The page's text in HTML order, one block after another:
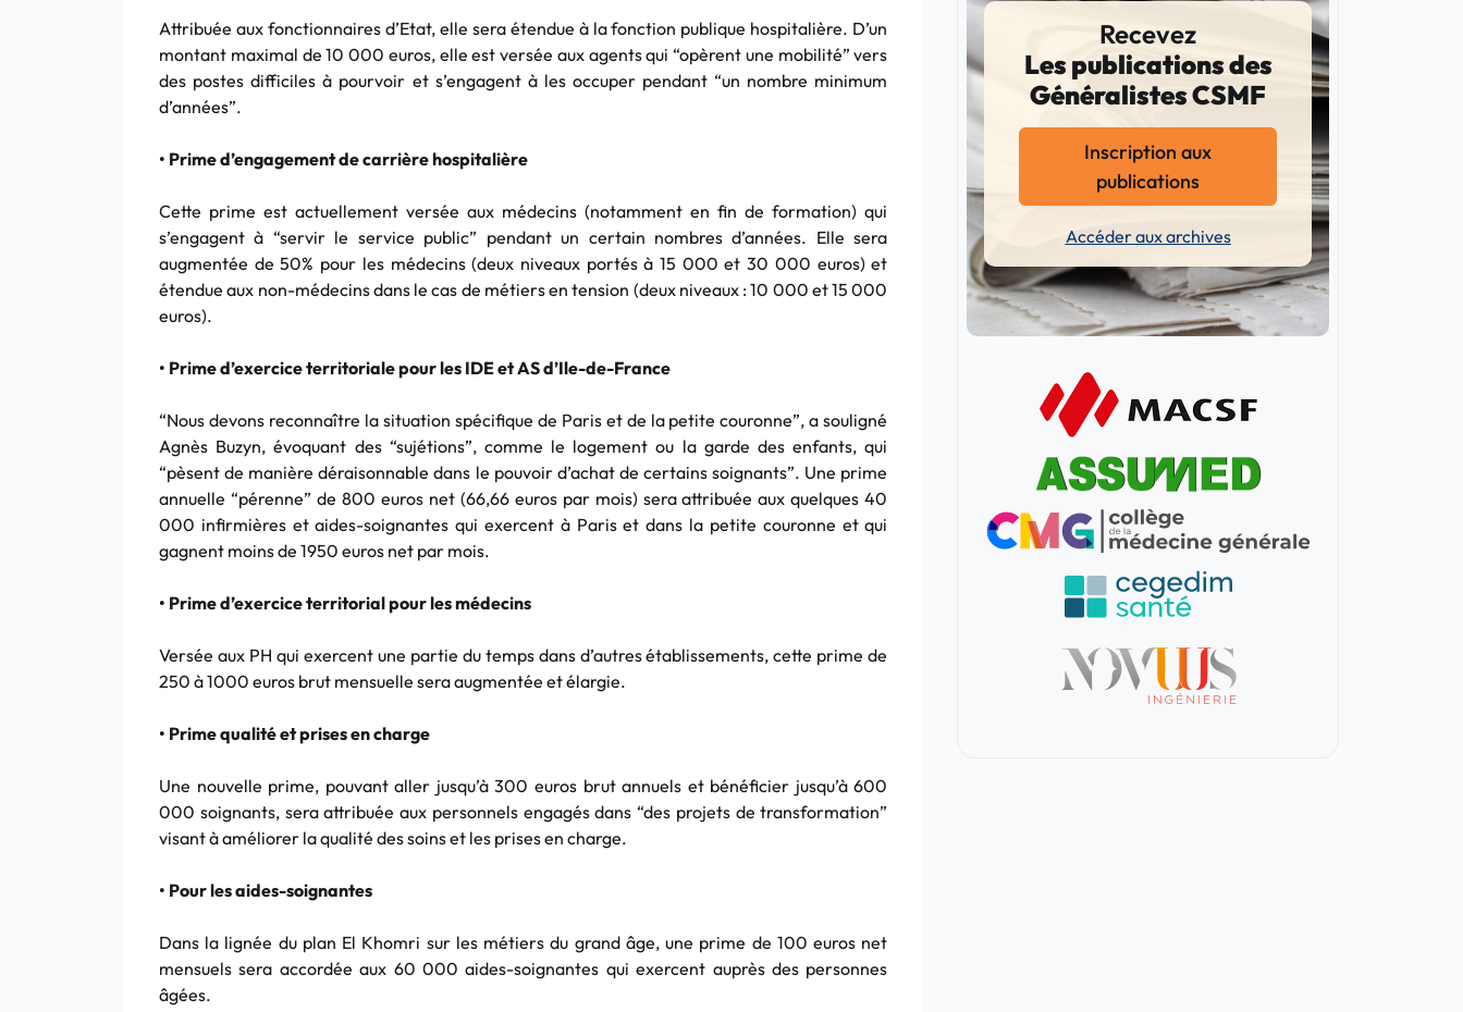
Attribuée aux fonctionnaires d’Etat, elle sera étendue à la fonction publique hospitalière. D’un
montant maximal de 10 000 euros, elle est versée aux agents qui “opèrent une mobilité” vers
des postes difficiles à pourvoir et s’engagent à les occuper pendant “un nombre minimum
d’années”.
• Prime d’engagement de carrière hospitalière
Cette prime est actuellement versée aux médecins (notamment en fin de formation) qui
s’engagent à “servir le service public” pendant un certain nombres d’années. Elle sera
augmentée de 50% pour les médecins (deux niveaux portés à 15 000 et 30 000 euros) et
étendue aux non-médecins dans le cas de métiers en tension (deux niveaux : 10 000 et 15 000
euros).
• Prime d’exercice territoriale pour les IDE et AS d’Ile-de-France
“Nous devons reconnaître la situation spécifique de Paris et de la petite couronne”, a souligné
Agnès Buzyn, évoquant des “sujétions”, comme le logement ou la garde des enfants, qui
“pèsent de manière déraisonnable dans le pouvoir d’achat de certains soignants”. Une prime
annuelle “pérenne” de 800 euros net (66,66 euros par mois) sera attribuée aux quelques 40
000 infirmières et aides-soignantes qui exercent à Paris et dans la petite couronne et qui
gagnent moins de 1950 euros net par mois.
• Prime d’exercice territorial pour les médecins
Versée aux PH qui exercent une partie du temps dans d’autres établissements, cette prime de
250 à 1000 euros brut mensuelle sera augmentée et élargie.
• Prime qualité et prises en charge
Une nouvelle prime, pouvant aller jusqu’à 300 euros brut annuels et bénéficier jusqu’à 600
000 soignants, sera attribuée aux personnels engagés dans “des projets de transformation”
visant à améliorer la qualité des soins et les prises en charge.
• Pour les aides-soignantes
Dans la lignée du plan El Khomri sur les métiers du grand âge, une prime de 100 euros net
mensuels sera accordée aux 60 000 aides-soignantes qui exercent auprès des personnes
âgées.
Recevez
Les publications des
Généralistes CSMF
Inscription aux
publications
Accéder aux archives